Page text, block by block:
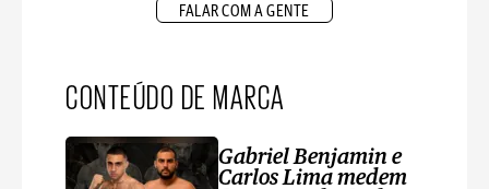
FALAR COM A GENTE
CONTEÚDO DE MARCA
Gabriel Benjamin e
Carlos Lima medem